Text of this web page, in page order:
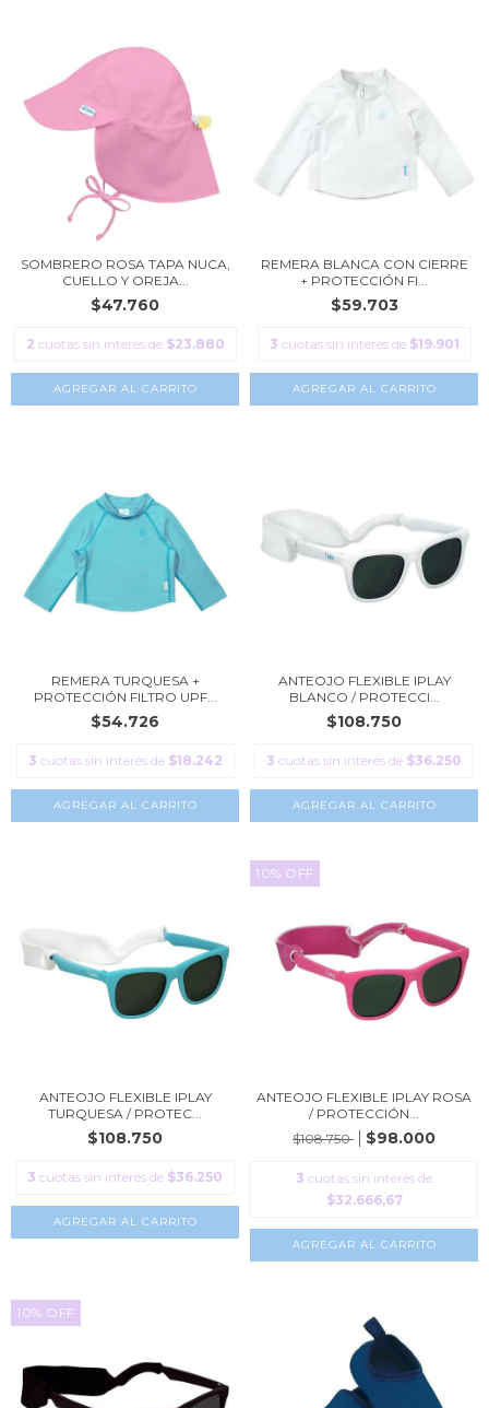
SOMBRERO ROSA TAPA NUCA,
CUELLO Y OREJA...
$47.760
2 cuotas sin interés de $23.880
AGREGAR AL CARRITO
REMERA BLANCA CON CIERRE
+ PROTECCIÓN FI...
$59.703
3 cuotas sin interés de $19.901
AGREGAR AL CARRITO
REMERA TURQUESA +
PROTECCIÓN FILTRO UPF...
$54.726
3 cuotas sin interés de $18.242
AGREGAR AL CARRITO
ANTEOJO FLEXIBLE IPLAY
BLANCO / PROTECCI...
$108.750
3 cuotas sin interés de $36.250
AGREGAR AL CARRITO
ANTEOJO FLEXIBLE IPLAY
TURQUESA / PROTEC...
$108.750
3 cuotas sin interés de $36.250
AGREGAR AL CARRITO
10% OFF
ANTEOJO FLEXIBLE IPLAY ROSA
/ PROTECCIÓN...
$108.750
$98.000
3 cuotas sin interés de
$32.666,67
AGREGAR AL CARRITO
10% OFF